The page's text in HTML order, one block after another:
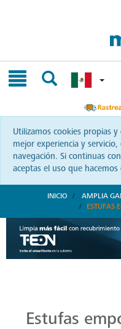
Utilizamos cookies propias
mejor experiencia y
navegación. Si continuas
aceptas el uso que hacemos
INICIO
AMPLIA
ESTUFAS
Estufas